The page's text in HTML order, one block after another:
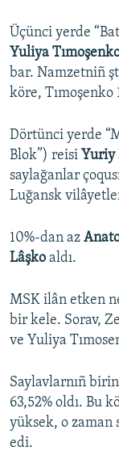
Üçünci yerde
Yuliya
bar. Namzetniñ
köre, Tımoşenko
Dörtünci yerde
Blok”) reisi Yuriy
saylağanlar
Luğansk
10%-dan az
Lâşko aldı.
MSK ilân etken
bir kele. Sorav,
ve Yuliya
Saylavlarnıñ
63,52% oldı. Bu
yüksek, o zaman
edi.